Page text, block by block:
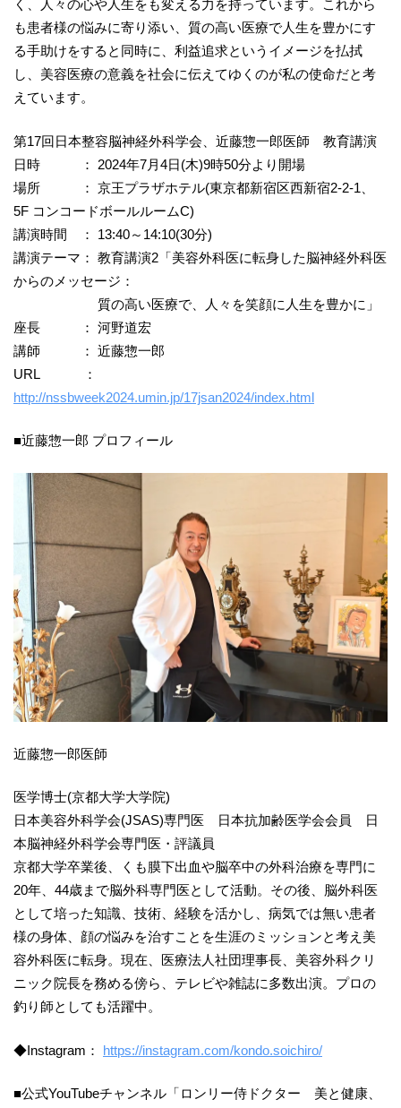
く、人々の心や人生をも変える力を持っています。これから
も患者様の悩みに寄り添い、質の高い医療で人生を豊かにす
る手助けをすると同時に、利益追求というイメージを払拭
し、美容医療の意義を社会に伝えてゆくのが私の使命だと考
えています。
第17回日本整容脳神経外科学会、近藤惣一郎医師 教育講演
日時 ： 2024年7月4日(木)9時50分より開場
場所 ： 京王プラザホテル(東京都新宿区西新宿2-2-1、
5F コンコードボールルームC)
講演時間 ： 13:40～14:10(30分)
講演テーマ： 教育講演2「美容外科医に転身した脳神経外科医
からのメッセージ：
質の高い医療で、人々を笑顔に人生を豊かに」
座長 ： 河野道宏
講師 ： 近藤惣一郎
URL ：
http://nssbweek2024.umin.jp/17jsan2024/index.html
■近藤惣一郎 プロフィール
近藤惣一郎医師
医学博士(京都大学大学院)
日本美容外科学会(JSAS)専門医 日本抗加齢医学会会員 日
本脳神経外科学会専門医・評議員
京都大学卒業後、くも膜下出血や脳卒中の外科治療を専門に
20年、44歳まで脳外科専門医として活動。その後、脳外科医
として培った知識、技術、経験を活かし、病気では無い患者
様の身体、顔の悩みを治すことを生涯のミッションと考え美
容外科医に転身。現在、医療法人社団理事長、美容外科クリ
ニック院長を務める傍ら、テレビや雑誌に多数出演。プロの
釣り師としても活躍中。
◆Instagram： https://instagram.com/kondo.soichiro/
■公式YouTubeチャンネル「ロンリー侍ドクター 美と健康、